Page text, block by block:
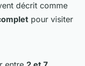
décrit comme
pour visiter